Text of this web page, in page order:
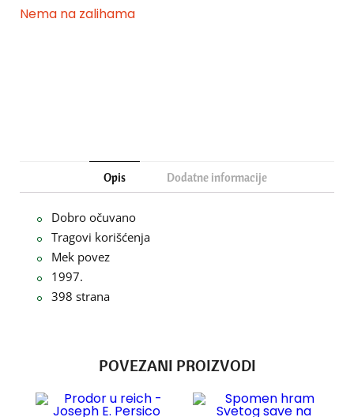
Nema na zalihama
Opis Dodatne informacije
Dobro očuvano
Tragovi korišćenja
Mek povez
1997.
398 strana
POVEZANI PROIZVODI